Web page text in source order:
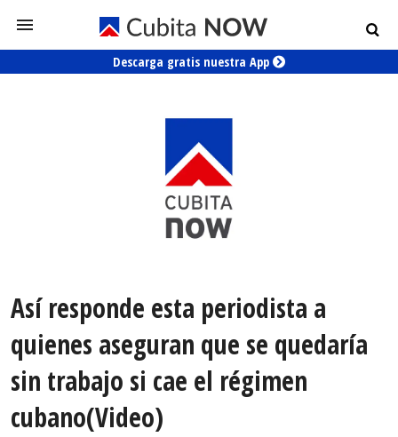
Descarga gratis nuestra App
Así responde esta periodista a
quienes aseguran que se quedaría
sin trabajo si cae el régimen
cubano(Video)